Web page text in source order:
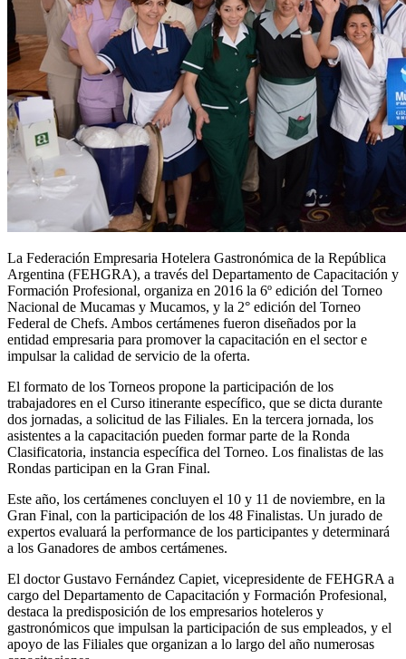
La Federación Empresaria Hotelera Gastronómica de la República
Argentina (FEHGRA), a través del Departamento de Capacitación y
Formación Profesional, organiza en 2016 la 6º edición del Torneo
Nacional de Mucamas y Mucamos, y la 2° edición del Torneo
Federal de Chefs. Ambos certámenes fueron diseñados por la
entidad empresaria para promover la capacitación en el sector e
impulsar la calidad de servicio de la oferta.
El formato de los Torneos propone la participación de los
trabajadores en el Curso itinerante específico, que se dicta durante
dos jornadas, a solicitud de las Filiales. En la tercera jornada, los
asistentes a la capacitación pueden formar parte de la Ronda
Clasificatoria, instancia específica del Torneo. Los finalistas de las
Rondas participan en la Gran Final.
Este año, los certámenes concluyen el 10 y 11 de noviembre, en la
Gran Final, con la participación de los 48 Finalistas. Un jurado de
expertos evaluará la performance de los participantes y determinará
a los Ganadores de ambos certámenes.
El doctor Gustavo Fernández Capiet, vicepresidente de FEHGRA a
cargo del Departamento de Capacitación y Formación Profesional,
destaca la predisposición de los empresarios hoteleros y
gastronómicos que impulsan la participación de sus empleados, y el
apoyo de las Filiales que organizan a lo largo del año numerosas